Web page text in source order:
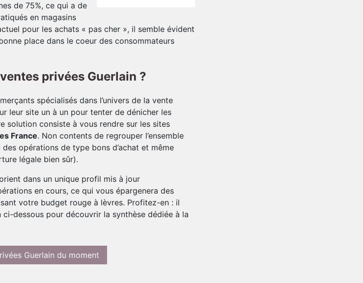
de 75%, ce qui a de
en magasins
pour les achats « pas cher », il semble évident
place dans le coeur des consommateurs
privées Guerlain ?
spécialisés dans l’univers de la vente
leur site un à un pour tenter de dénicher les
solution consiste à vous rendre sur les sites
France. Non contents de regrouper l’ensemble
opérations de type bons d’achat et même
légale bien sûr).
dans un unique profil mis à jour
en cours, ce qui vous épargenera des
votre budget rouge à lèvres. Profitez-en : il
dessous pour découvrir la synthèse dédiée à la
Guerlain du moment